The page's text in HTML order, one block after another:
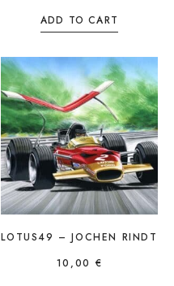
ADD TO CART
LOTUS49 – JOCHEN RINDT
10,00 €